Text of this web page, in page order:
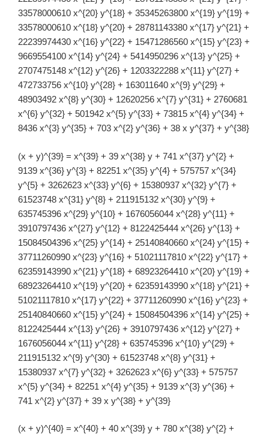
33578000610 x^{20} y^{18} + 35345263800 x^{19} y^{19} +
33578000610 x^{18} y^{20} + 28781143380 x^{17} y^{21} +
22239974430 x^{16} y^{22} + 15471286560 x^{15} y^{23} +
9669554100 x^{14} y^{24} + 5414950296 x^{13} y^{25} +
2707475148 x^{12} y^{26} + 1203322288 x^{11} y^{27} +
472733756 x^{10} y^{28} + 163011640 x^{9} y^{29} +
48903492 x^{8} y^{30} + 12620256 x^{7} y^{31} + 2760681
x^{6} y^{32} + 501942 x^{5} y^{33} + 73815 x^{4} y^{34} +
8436 x^{3} y^{35} + 703 x^{2} y^{36} + 38 x y^{37} + y^{38}
(x + y)^{39} = x^{39} + 39 x^{38} y + 741 x^{37} y^{2} +
9139 x^{36} y^{3} + 82251 x^{35} y^{4} + 575757 x^{34}
y^{5} + 3262623 x^{33} y^{6} + 15380937 x^{32} y^{7} +
61523748 x^{31} y^{8} + 211915132 x^{30} y^{9} +
635745396 x^{29} y^{10} + 1676056044 x^{28} y^{11} +
3910797436 x^{27} y^{12} + 8122425444 x^{26} y^{13} +
15084504396 x^{25} y^{14} + 25140840660 x^{24} y^{15} +
37711260990 x^{23} y^{16} + 51021117810 x^{22} y^{17} +
62359143990 x^{21} y^{18} + 68923264410 x^{20} y^{19} +
68923264410 x^{19} y^{20} + 62359143990 x^{18} y^{21} +
51021117810 x^{17} y^{22} + 37711260990 x^{16} y^{23} +
25140840660 x^{15} y^{24} + 15084504396 x^{14} y^{25} +
8122425444 x^{13} y^{26} + 3910797436 x^{12} y^{27} +
1676056044 x^{11} y^{28} + 635745396 x^{10} y^{29} +
211915132 x^{9} y^{30} + 61523748 x^{8} y^{31} +
15380937 x^{7} y^{32} + 3262623 x^{6} y^{33} + 575757
x^{5} y^{34} + 82251 x^{4} y^{35} + 9139 x^{3} y^{36} +
741 x^{2} y^{37} + 39 x y^{38} + y^{39}
(x + y)^{40} = x^{40} + 40 x^{39} y + 780 x^{38} y^{2} +